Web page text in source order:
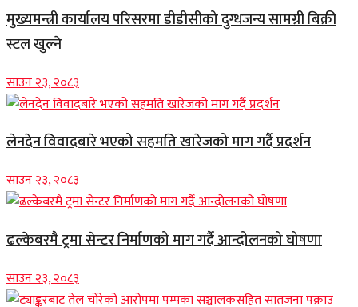
मुख्यमन्त्री कार्यालय परिसरमा डीडीसीको दुग्धजन्य सामग्री बिक्री
स्टल खुल्ने
साउन २३, २०८३
लेनदेन विवादबारे भएको सहमति खारेजको माग गर्दै प्रदर्शन
साउन २३, २०८३
ढल्केबरमै ट्रमा सेन्टर निर्माणको माग गर्दै आन्दोलनको घोषणा
साउन २३, २०८३